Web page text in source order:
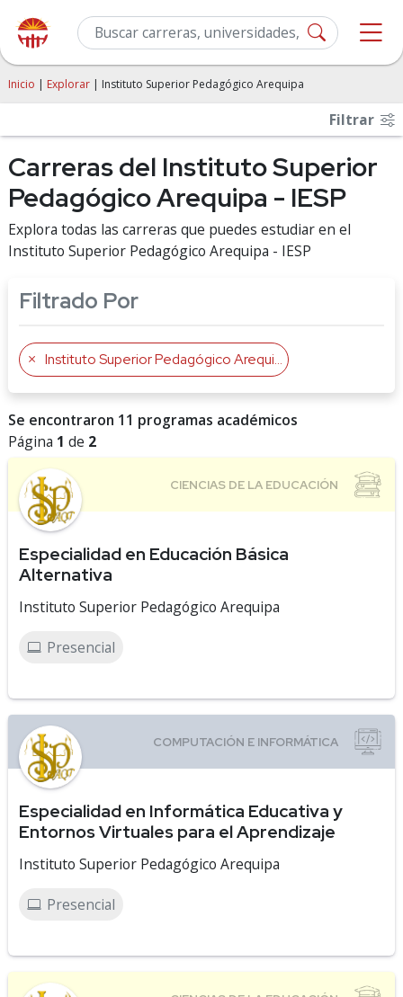
Inicio | Explorar | Instituto Superior Pedagógico Arequipa
Filtrar
Carreras del Instituto Superior
Pedagógico Arequipa - IESP
Explora todas las carreras que puedes estudiar en el
Instituto Superior Pedagógico Arequipa - IESP
Filtrado Por
Instituto Superior Pedagógico Arequipa
Se encontraron 11 programas académicos
Página 1 de 2
Especialidad en Educación Básica
Alternativa
Instituto Superior Pedagógico Arequipa
Presencial
Especialidad en Informática Educativa y
Entornos Virtuales para el Aprendizaje
Instituto Superior Pedagógico Arequipa
Presencial